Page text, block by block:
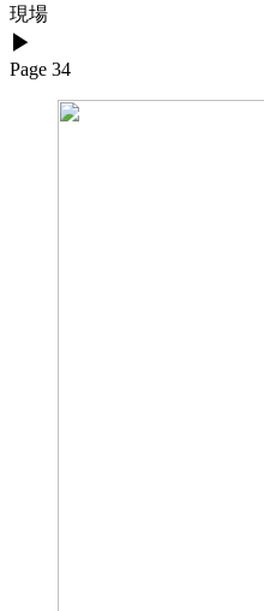
現場
▶
Page 34